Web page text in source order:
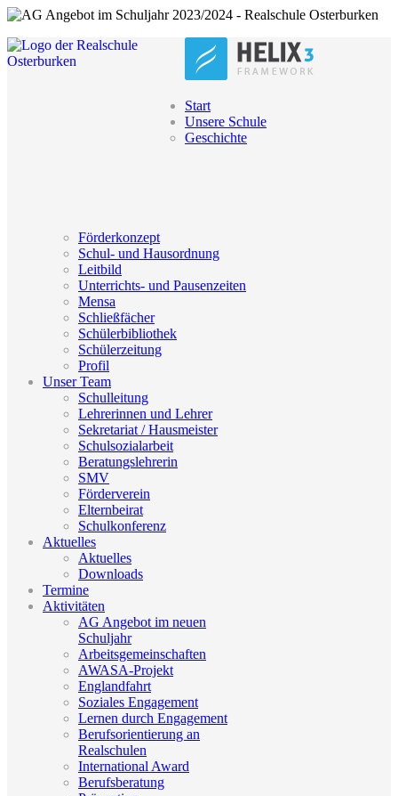
Start
Unsere Schule
Geschichte
Förderkonzept
Schul- und Hausordnung
Leitbild
Unterrichts- und Pausenzeiten
Mensa
Schließfächer
Schülerbibliothek
Schülerzeitung
Profil
Unser Team
Schulleitung
Lehrerinnen und Lehrer
Sekretariat / Hausmeister
Schulsozialarbeit
Beratungslehrerin
SMV
Förderverein
Elternbeirat
Schulkonferenz
Aktuelles
Aktuelles
Downloads
Termine
Aktivitäten
AG Angebot im neuen
Schuljahr
Arbeitsgemeinschaften
AWASA-Projekt
Englandfahrt
Soziales Engagement
Lernen durch Engagement
Berufsorientierung an
Realschulen
International Award
Berufsberatung